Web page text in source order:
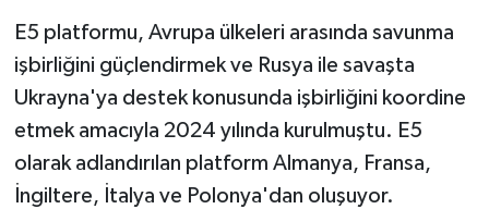
E5 platformu, Avrupa ülkeleri arasında savunma
işbirliğini güçlendirmek ve Rusya ile savaşta
Ukrayna'ya destek konusunda işbirliğini koordine
etmek amacıyla 2024 yılında kurulmuştu. E5
olarak adlandırılan platform Almanya, Fransa,
İngiltere, İtalya ve Polonya'dan oluşuyor.